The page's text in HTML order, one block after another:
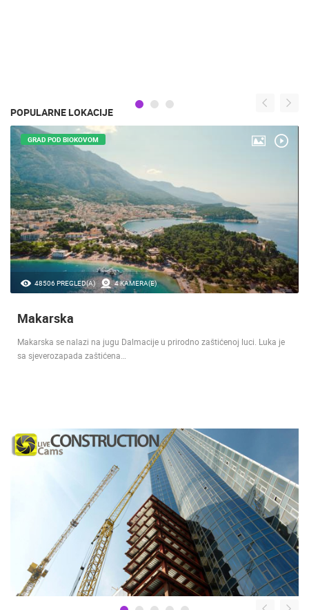
POPULARNE LOKACIJE
48506 PREGLED(A) 4 KAMERA(E)
GRAD POD BIOKOVOM
Makarska
Makarska se nalazi na jugu Dalmacije u prirodno zaštićenoj luci. Luka je
sa sjeverozapada zaštićena…